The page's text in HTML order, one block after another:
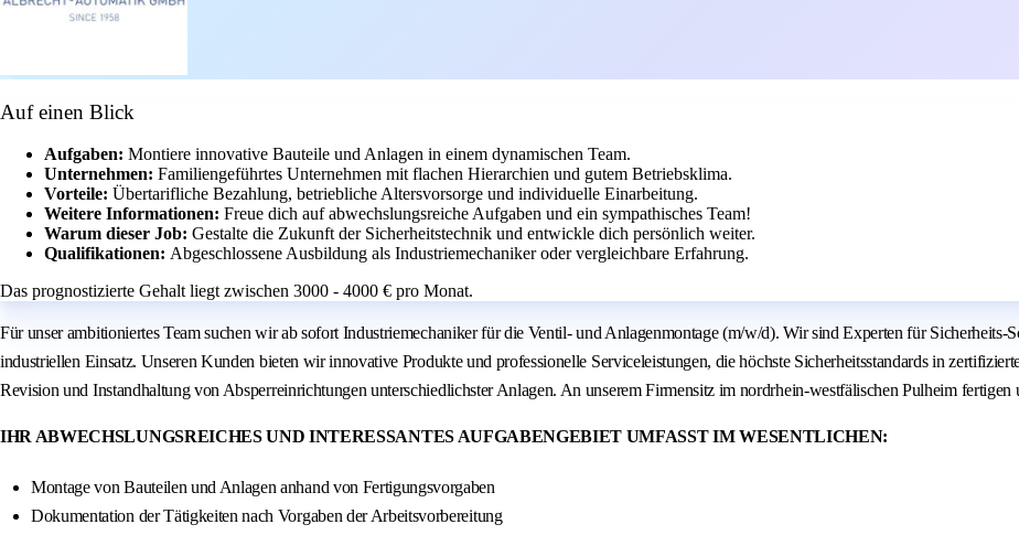
Auf einen Blick
Aufgaben: Montiere innovative Bauteile und Anlagen in einem dynamischen Team.
Unternehmen: Familiengeführtes Unternehmen mit flachen Hierarchien und gutem Betriebsklima.
Vorteile: Übertarifliche Bezahlung, betriebliche Altersvorsorge und individuelle Einarbeitung.
Weitere Informationen: Freue dich auf abwechslungsreiche Aufgaben und ein sympathisches Team!
Warum dieser Job: Gestalte die Zukunft der Sicherheitstechnik und entwickle dich persönlich weiter.
Qualifikationen: Abgeschlossene Ausbildung als Industriemechaniker oder vergleichbare Erfahrung.
Das prognostizierte Gehalt liegt zwischen 3000 - 4000 € pro Monat.
Für unser ambitioniertes Team suchen wir ab sofort Industriemechaniker für die Ventil- und Anlagenmontage (m/w/d). Wir sind Experten für
industriellen Einsatz. Unseren Kunden bieten wir innovative Produkte und professionelle Serviceleistungen, die höchste Sicherheitsstandards in
Revision und Instandhaltung von Absperreinrichtungen unterschiedlichster Anlagen. An unserem Firmensitz im nordrhein-westfälischen Pulheim
IHR ABWECHSLUNGSREICHES UND INTERESSANTES AUFGABENGEBIET UMFASST IM WESENTLICHEN:
Montage von Bauteilen und Anlagen anhand von Fertigungsvorgaben
Dokumentation der Tätigkeiten nach Vorgaben der Arbeitsvorbereitung